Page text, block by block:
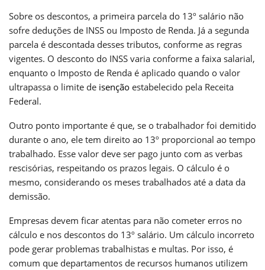
Sobre os descontos, a primeira parcela do 13º salário não
sofre deduções de INSS ou Imposto de Renda. Já a segunda
parcela é descontada desses tributos, conforme as regras
vigentes. O desconto do INSS varia conforme a faixa salarial,
enquanto o Imposto de Renda é aplicado quando o valor
ultrapassa o limite de isenção estabelecido pela Receita
Federal.
Outro ponto importante é que, se o trabalhador foi demitido
durante o ano, ele tem direito ao 13º proporcional ao tempo
trabalhado. Esse valor deve ser pago junto com as verbas
rescisórias, respeitando os prazos legais. O cálculo é o
mesmo, considerando os meses trabalhados até a data da
demissão.
Empresas devem ficar atentas para não cometer erros no
cálculo e nos descontos do 13º salário. Um cálculo incorreto
pode gerar problemas trabalhistas e multas. Por isso, é
comum que departamentos de recursos humanos utilizem